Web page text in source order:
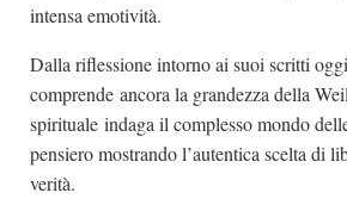
intensa emotività.
Dalla riflessione intorno ai suoi scritti
comprende ancora la grandezza della
spirituale indaga il complesso mondo
pensiero mostrando l’autentica scelta di
verità.